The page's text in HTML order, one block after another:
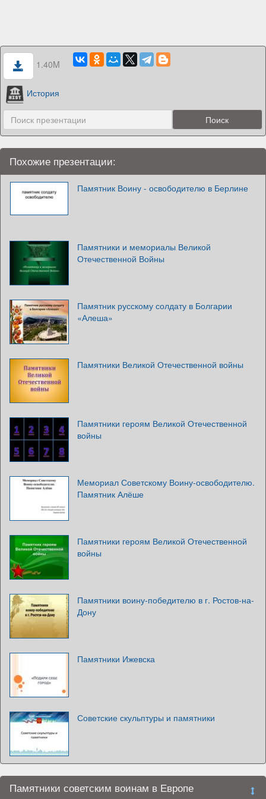
1.40M
История
Похожие презентации:
Памятник Воину - освободителю в Берлине
Памятники и мемориалы Великой
Отечественной Войны
Памятник русскому солдату в Болгарии
«Алеша»
Памятники Великой Отечественной войны
Памятники героям Великой Отечественной
войны
Мемориал Советскому Воину-освободителю.
Памятник Алёше
Памятники героям Великой Отечественной
войны
Памятники воину-победителю в г. Ростов-на-
Дону
Памятники Ижевска
Советские скульптуры и памятники
Памятники советским воинам в Европе